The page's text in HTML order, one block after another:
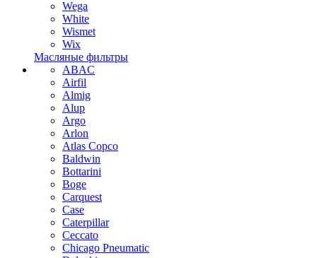
Wega
White
Wismet
Wix
Масляные фильтры
ABAC
Airfil
Almig
Alup
Argo
Arlon
Atlas Copco
Baldwin
Bottarini
Boge
Carquest
Case
Caterpillar
Ceccato
Chicago Pneumatic